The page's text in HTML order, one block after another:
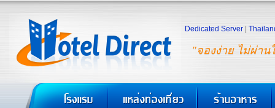
"จองง่าย ไม่ผ่าน
Dedicated Server